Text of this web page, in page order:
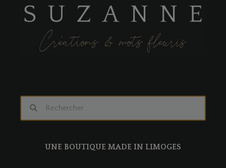
UNE BOUTIQUE MADE IN LIMOGES